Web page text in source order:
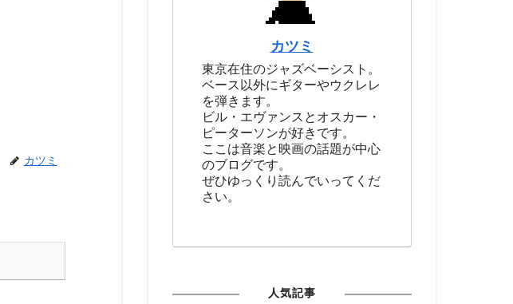
カツミ
カツミ
東京在住のジャズベーシスト。
ベース以外にギターやウクレレ
を弾きます。
ビル・エヴァンスとオスカー・
ピーターソンが好きです。
ここは音楽と映画の話題が中心
のブログです。
ぜひゆっくり読んでいってくだ
さい。
人気記事